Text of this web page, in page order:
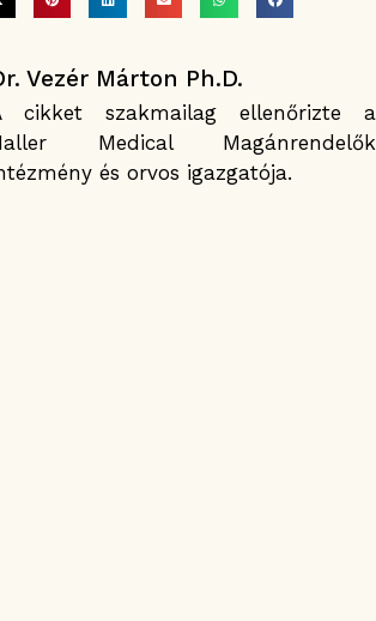
Vezér Márton Ph.D.
cikket szakmailag ellenőrizte a
Medical Magánrendelők
és orvos igazgatója.